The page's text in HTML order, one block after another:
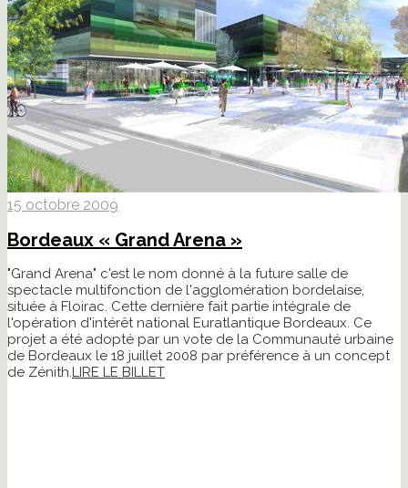
15 octobre 2009
Bordeaux « Grand Arena »
"Grand Arena" c'est le nom donné à la future salle de
spectacle multifonction de l'agglomération bordelaise,
située à Floirac. Cette dernière fait partie intégrale de
l'opération d'intérêt national Euratlantique Bordeaux. Ce
projet a été adopté par un vote de la Communauté urbaine
de Bordeaux le 18 juillet 2008 par préférence à un concept
de Zénith.LIRE LE BILLET